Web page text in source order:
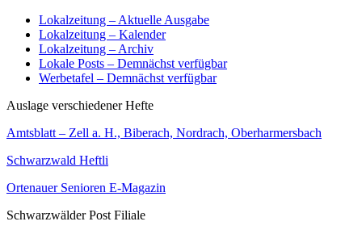
Lokalzeitung – Aktuelle Ausgabe
Lokalzeitung – Kalender
Lokalzeitung – Archiv
Lokale Posts – Demnächst verfügbar
Werbetafel – Demnächst verfügbar
Auslage verschiedener Hefte
Amtsblatt – Zell a. H., Biberach, Nordrach, Oberharmersbach
Schwarzwald Heftli
Ortenauer Senioren E-Magazin
Schwarzwälder Post Filiale